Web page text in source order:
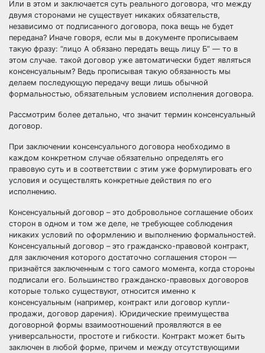
Или в этом и заключается суть реального договора, что между
двумя сторонами не существует никаких обязательств,
независимо от подписанного договора, пока вещь не будет
передана? Иначе говоря, если мы в документе прописываем
такую фразу: “лицо А обязано передать вещь лицу Б” — то в
этом случае. такой договор уже автоматически будет являться
консенсуальным? Ведь прописывая такую обязанность мы
делаем последующую передачу вещи лишь обычной
формальностью, обязательным условием исполнения договора.
Рассмотрим более детально, что значит термин консенсуальный
договор.
При заключении консенсуального договора необходимо в
каждом конкретном случае обязательно определять его
правовую суть и в соответствии с этим уже формулировать его
условия и осуществлять конкретные действия по его
исполнению.
Консенсуальный договор – это добровольное соглашение обоих
сторон в одном и том же деле, не требующее соблюдения
никаких условий по оформлению и выполнению формальностей.
Консенсуальный договор – это гражданско-правовой контракт,
для заключения которого достаточно соглашения сторон —
признаётся заключенным с того самого момента, когда стороны
подписали его. Большинство гражданско-правовых договоров
которые только существуют, относится именно к
консенсуальным (например, контракт или договор купли-
продажи, договор дарения). Юридические преимущества
договорной формы взаимоотношений проявляются в ее
универсальности, простоте и гибкости. Контракт может быть
заключен в любой форме, причем и между отсутствующими